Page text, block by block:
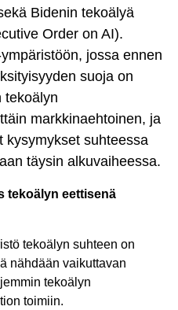
Bidenin tekoälyä
Order on AI).
jossa ennen
suoja on
tekoälyn
markkinaehtoinen, ja
kysymykset suhteessa
täysin alkuvaiheessa.
tekoälyn eettisenä
tekoälyn suhteen on
nähdään vaikuttavan
tekoälyn
toimiin.